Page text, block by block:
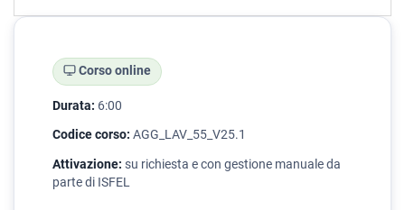
Corso online
Durata: 6:00
Codice corso: AGG_LAV_55_V25.1
Attivazione: su richiesta e con gestione manuale da
parte di ISFEL